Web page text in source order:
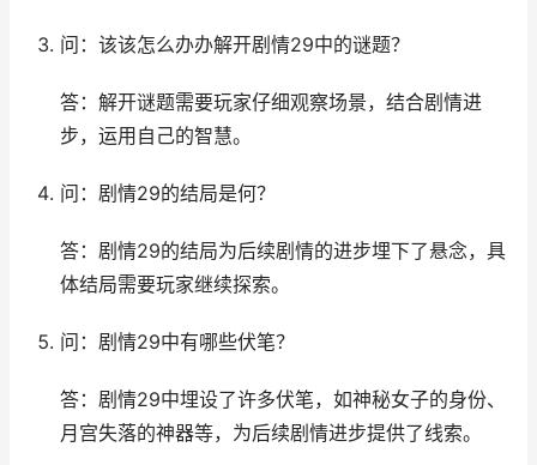
问：该该怎么办办解开剧情29中的谜题？
答：解开谜题需要玩家仔细观察场景，结合剧情进
步，运用自己的智慧。
问：剧情29的结局是何？
答：剧情29的结局为后续剧情的进步埋下了悬念，具
体结局需要玩家继续探索。
问：剧情29中有哪些伏笔？
答：剧情29中埋设了许多伏笔，如神秘女子的身份、
月宫失落的神器等，为后续剧情进步提供了线索。